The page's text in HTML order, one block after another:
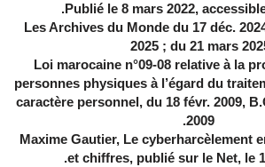
Publié le 8 mars 2022,
13)- Les Archives du Monde du 17 déc.
2025 ; du 21 mars
14)- Loi marocaine n°09-08 relative à la
personnes physiques à l’égard du
caractère personnel, du 18 févr. 2009,
2009.
15)-Maxime Gautier, Le cyberharcèlement
et chiffres, publié sur le Net, le